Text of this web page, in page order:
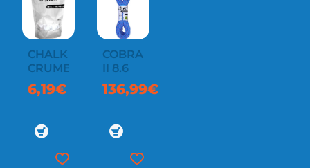
CHALK
CRUMBLE
6,19€
COBRA
II 8.6
136,99€